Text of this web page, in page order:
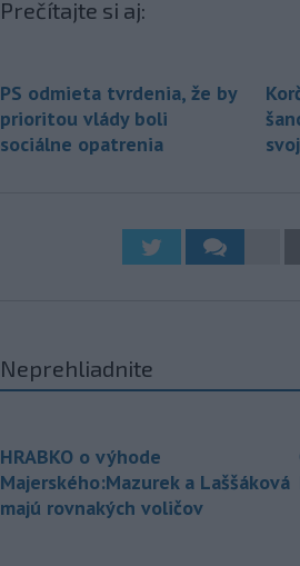
Prečítajte si aj:
PS odmieta tvrdenia, že by
prioritou vlády boli
sociálne opatrenia
Neprehliadnite
HRABKO o výhode
Majerského:Mazurek a Laššáková
majú rovnakých voličov